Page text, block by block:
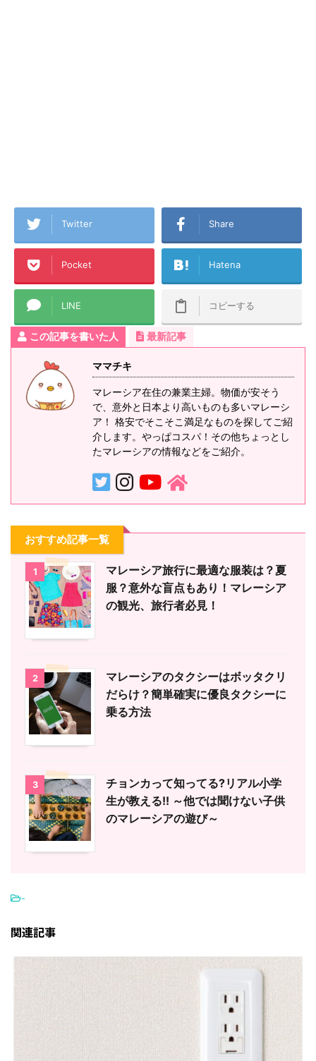
Twitter Share
Pocket Hatena
LINE コピーする
この記事を書いた人 最新記事
ママチキ
マレーシア在住の兼業主婦。物価が安そう
で、意外と日本より高いものも多いマレーシ
ア！ 格安でそこそこ満足なものを探してご紹
介します。やっぱコスパ！その他ちょっとし
たマレーシアの情報などをご紹介。
おすすめ記事一覧
1
マレーシア旅行に最適な服装は？夏
服？意外な盲点もあり！マレーシア
の観光、旅行者必見！
2
マレーシアのタクシーはボッタクリ
だらけ？簡単確実に優良タクシーに
乗る方法
3
チョンカって知ってる?リアル小学
生が教える!! ～他では聞けない子供
のマレーシアの遊び～
-
関連記事